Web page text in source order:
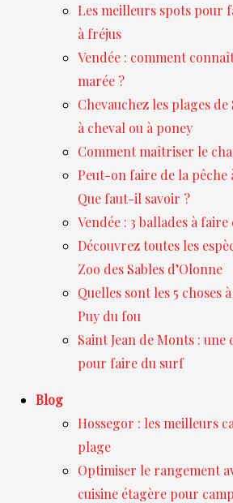
Les meilleurs spots pour
à fréjus
Vendée : comment
marée ?
Chevauchez les plages
à cheval ou à poney
Comment maîtriser le
Peut-on faire de la pêche
Que faut-il savoir ?
Vendée : 3 ballades à faire
Découvrez toutes les
Zoo des Sables d’Olonne
Quelles sont les 5 choses
Puy du fou
Saint Jean de Monts :
pour faire du surf
Blog
Hossegor : les meilleurs
plage
Optimiser le rangement
cuisine étagère pour